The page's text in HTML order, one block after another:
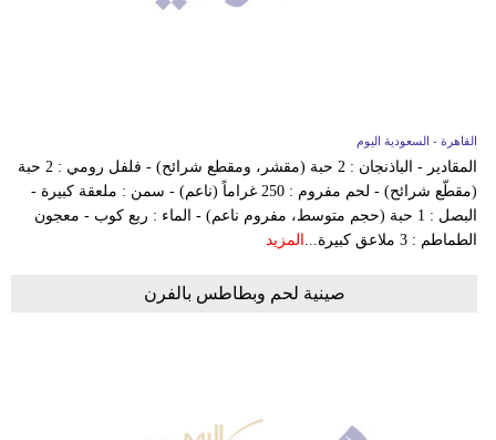
القاهرة - السعودية اليوم
المقادير - الباذنجان : 2 حبة (مقشر، ومقطع شرائح) - فلفل رومي : 2 حبة
(مقطّع شرائح) - لحم مفروم : 250 غراماً (ناعم) - سمن : ملعقة كبيرة -
البصل : 1 حبة (حجم متوسط، مفروم ناعم) - الماء : ربع كوب - معجون
الطماطم : 3 ملاعق كبيرة...
المزيد
صينية لحم وبطاطس بالفرن